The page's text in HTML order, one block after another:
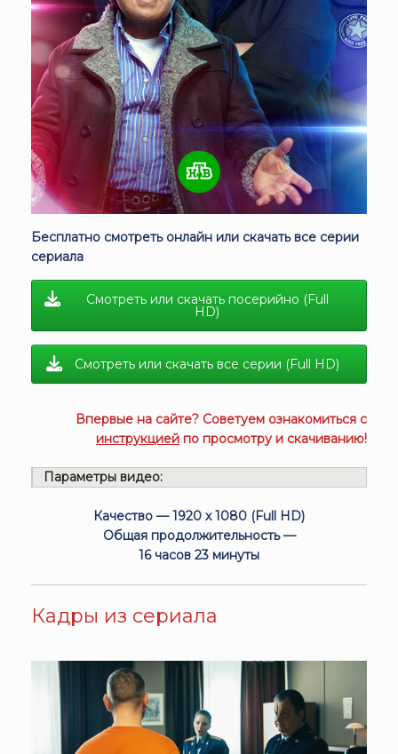
Бесплатно смотреть онлайн или скачать все серии
сериала
Смотреть или скачать посерийно (Full
HD)
Смотреть или скачать все серии (Full HD)
Впервые на сайте? Советуем ознакомиться с
инструкцией по просмотру и скачиванию!
Параметры видео:
Качество — 1920 x 1080 (Full HD)
Общая продолжительность —
16 часов 23 минуты
Кадры из сериала